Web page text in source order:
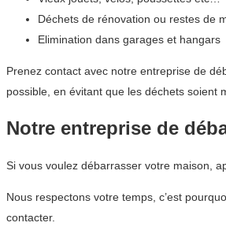
Déchets de rénovation ou restes de
Elimination dans garages et hangars
Prenez contact avec notre entreprise de
possible, en évitant que les déchets soient
Notre entreprise de
Si vous voulez débarrasser votre maison,
Nous respectons votre temps, c’est
contacter.